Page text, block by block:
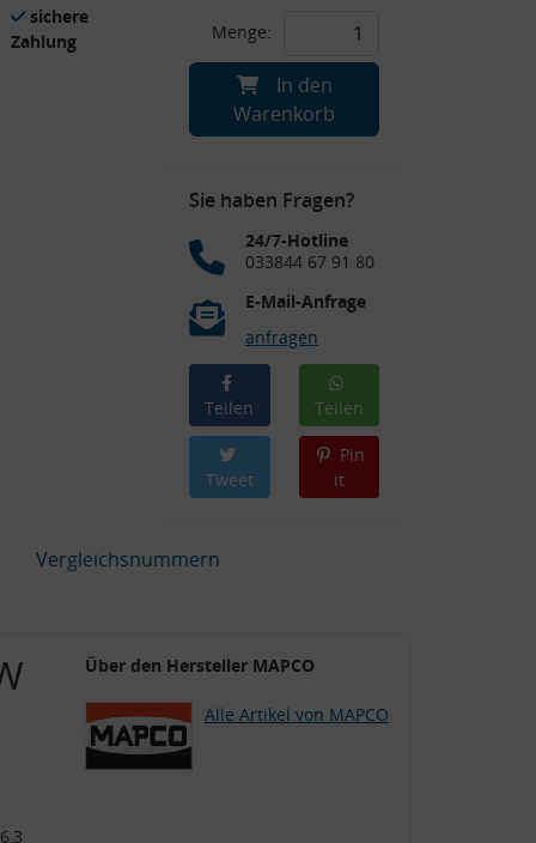
sichere
Zahlung
Menge:
In den
Warenkorb
Sie haben Fragen?
24/7-Hotline
033844 67 91 80
E-Mail-Anfrage
anfragen
Teilen Teilen
Tweet
Pin
it
Vergleichsnummern
Über den Hersteller MAPCO
Alle Artikel von MAPCO